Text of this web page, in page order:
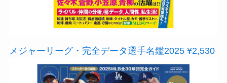
メジャーリーグ・完全データ選手名鑑2025 ¥2,530